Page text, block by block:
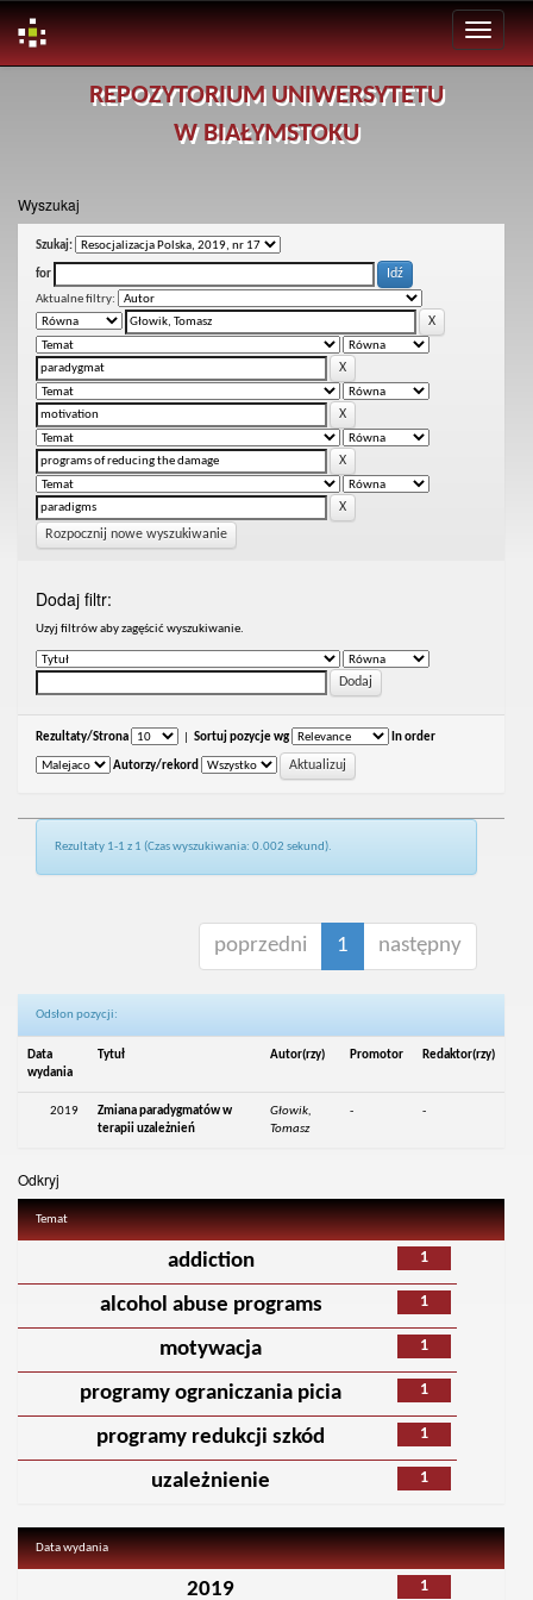
REPOZYTORIUM UNIWERSYTETU
W BIAŁYMSTOKU
Wyszukaj
Szukaj:
for
Aktualne filtry:
Rozpocznij nowe wyszukiwanie
Dodaj filtr:
Uzyj filtrów aby zagęścić wyszukiwanie.
Rezultaty/Strona Sortuj pozycje wg In order
Autorzy/rekord
Rezultaty 1-1 z 1 (Czas wyszukiwania: 0.002 sekund).
poprzedni 1 następny
Odsłon pozycji:
Data
wydania
Tytuł Autor(rzy) Promotor Redaktor(rzy)
2019
Zmiana paradygmatów w
terapii uzależnień
Głowik,
Tomasz
- -
Odkryj
Temat
1
addiction
1
alcohol abuse programs
1
motywacja
1
programy ograniczania picia
1
programy redukcji szkód
1
uzależnienie
Data wydania
1
2019